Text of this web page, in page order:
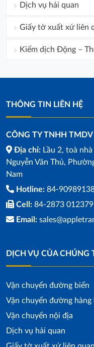
Dịch vụ hải quan
Giấy tờ xuất xứ liên
Kiểm dịch Động –
THÔNG TIN LIÊN HỆ
CÔNG TY TNHH
Địa chỉ: Lầu 2, toà
Nguyễn Văn Thủ,
Nam
Hotline: 84-
Cell: 84-2873 012379
Email:
DỊCH VỤ CỦA CHÚNG
Vận chuyển đường biển
Vận chuyển đường hàng
Vận chuyển nội địa
Dịch vụ hải quan